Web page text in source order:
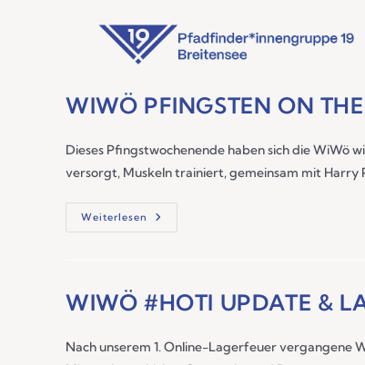
WIWÖ PFINGSTEN ON
Dieses Pfingstwochenende haben sich die
versorgt, Muskeln trainiert, gemeinsam mit Harry
Weiterlesen
WIWÖ #HOTI UPDATE &
Nach unserem 1. Online-Lagerfeuer vergangene